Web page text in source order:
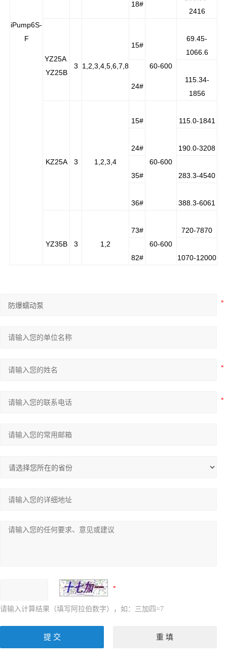
iPump6S-
F
18#
2416
YZ25A
YZ25B
3 1,2,3,4,5,6,7,8
15#
60-600
69.45-
1066.6
24#
115.34-
1856
KZ25A 3 1,2,3,4
15#
60-600
115.0-1841
24# 190.0-3208
35# 283.3-4540
36# 388.3-6061
YZ35B 3 1,2
73#
60-600
720-7870
82# 1070-12000
请输入计算结果（填写阿拉伯数字），如：三加四=7